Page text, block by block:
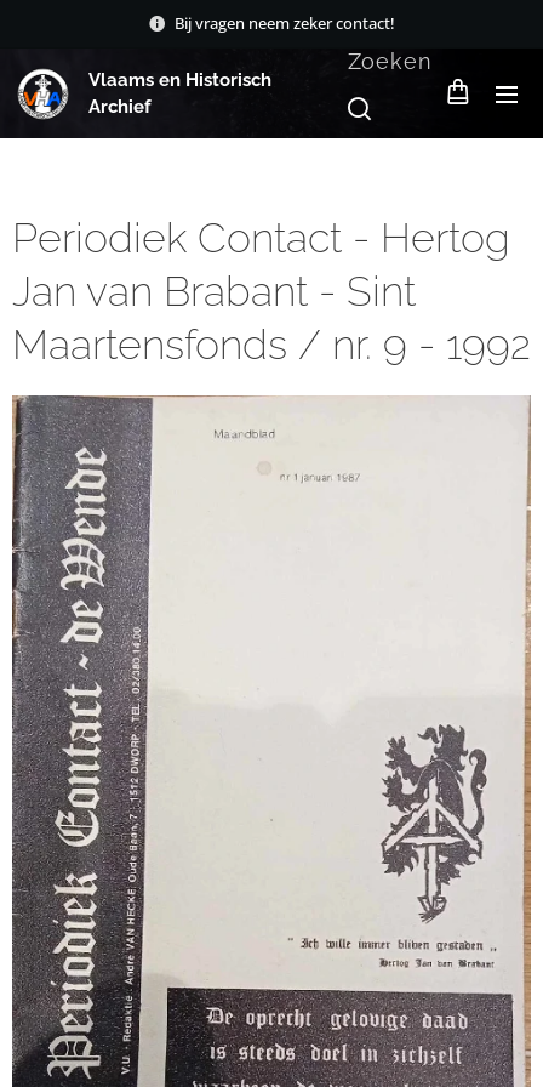
Bij vragen neem zeker contact!
Vlaams en Historisch
Archief
Zoeken
Periodiek Contact - Hertog
Jan van Brabant - Sint
Maartensfonds / nr. 9 - 1992